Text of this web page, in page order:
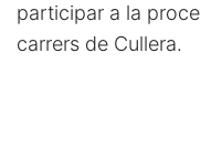
participar a la
carrers de Cullera.